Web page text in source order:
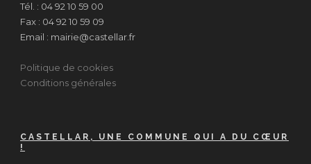
Tél. : 04 92 10 59 00
Fax : 04 92 10 59 09
Email : mairie@castellar.fr
Politique de cookies
Conditions générales
CASTELLAR, UNE COMMUNE QUI A DU CŒUR
!